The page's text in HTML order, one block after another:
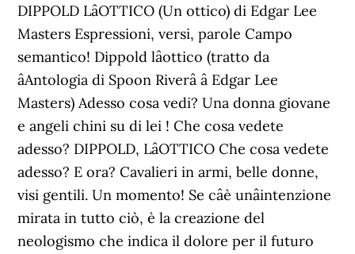
DIPPOLD LâOTTICO (Un ottico) di Edgar Lee
Masters Espressioni, versi, parole Campo
semantico! Dippold lâottico (tratto da
âAntologia di Spoon Riverâ â Edgar Lee
Masters) Adesso cosa vedi? Una donna giovane
e angeli chini su di lei ! Che cosa vedete
adesso? DIPPOLD, LâOTTICO Che cosa vedete
adesso? E ora? Cavalieri in armi, belle donne,
visi gentili. Un momento! Se câè unâintenzione
mirata in tutto ciò, è la creazione del
neologismo che indica il dolore per il futuro